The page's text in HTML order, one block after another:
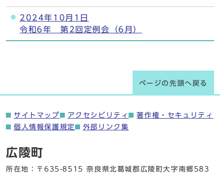
2024年10月1日
令和6年 第2回定例会（6月）
ページの先頭へ戻る
サイトマップ アクセシビリティ
著作権・セキュリティ
個人情報保護規定
外部リンク集
広陵町
所在地：〒635-8515 奈良県北葛城郡広陵町大字南郷583